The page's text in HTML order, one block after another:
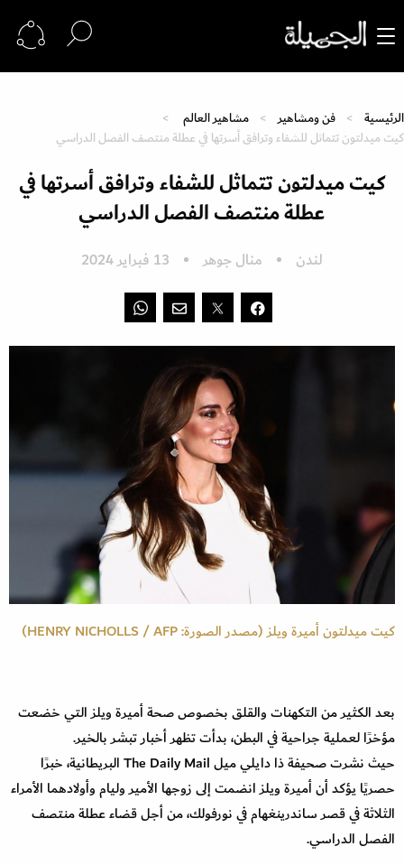
الرئيسية فن ومشاهير
مشاهير العالم
كيت ميدلتون تتماثل للشفاء وترافق أسرتها في عطلة منتصف الفصل الدراسي
كيت ميدلتون تتماثل للشفاء وترافق أسرتها في
عطلة منتصف الفصل الدراسي
لندن منال جوهر 13 فبراير 2024
كيت ميدلتون أميرة ويلز (مصدر الصورة: HENRY NICHOLLS / AFP)
بعد الكثير من التكهنات والقلق بخصوص صحة أميرة ويلز التي خضعت
مؤخرًا لعملية جراحية في البطن، بدأت تظهر أخبار تبشر بالخير.
حيث نشرت صحيفة ذا دايلي ميل The Daily Mail البريطانية، خبرًا
حصريًا يؤكد أن أميرة ويلز انضمت إلى زوجها الأمير وليام وأولادهما الأمراء
الثلاثة في قصر ساندرينغهام في نورفولك، من أجل قضاء عطلة منتصف
الفصل الدراسي.